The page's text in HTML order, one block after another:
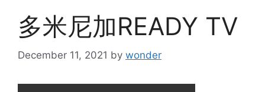
多米尼加READY TV
December 11, 2021 by wonder